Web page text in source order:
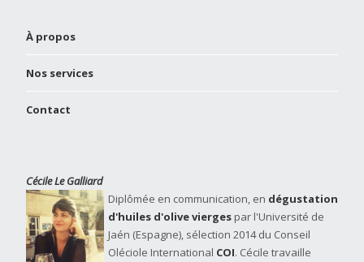
À propos
Nos services
Contact
Cécile Le Galliard
Diplômée en communication, en dégustation
d'huiles d'olive vierges par l'Université de
Jaén (Espagne), sélection 2014 du Conseil
Oléciole International COI. Cécile travaille